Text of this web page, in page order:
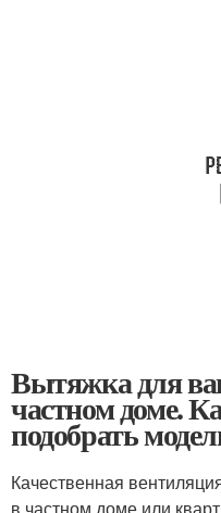
Вытяжка для
частном доме.
подобрать
Качественная